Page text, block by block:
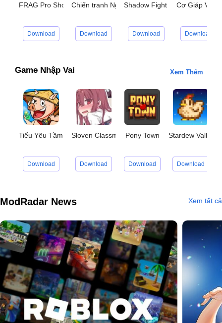
FRAG Pro Shooter
Download
Chiến tranh Ngân Hà
Download
Shadow Fight 2
Download
Cơ Giáp Vô
Download
Game Nhập Vai Xem Thêm
Tiểu Yêu Tầm Đạo
Download
Sloven Classmate
Download
Pony Town
Download
Stardew Valley
Download
ModRadar News Xem tất cả